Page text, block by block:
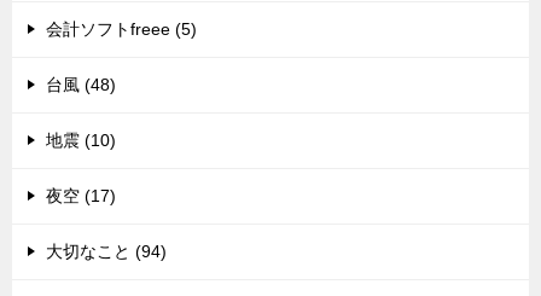
会計ソフトfreee (5)
台風 (48)
地震 (10)
夜空 (17)
大切なこと (94)